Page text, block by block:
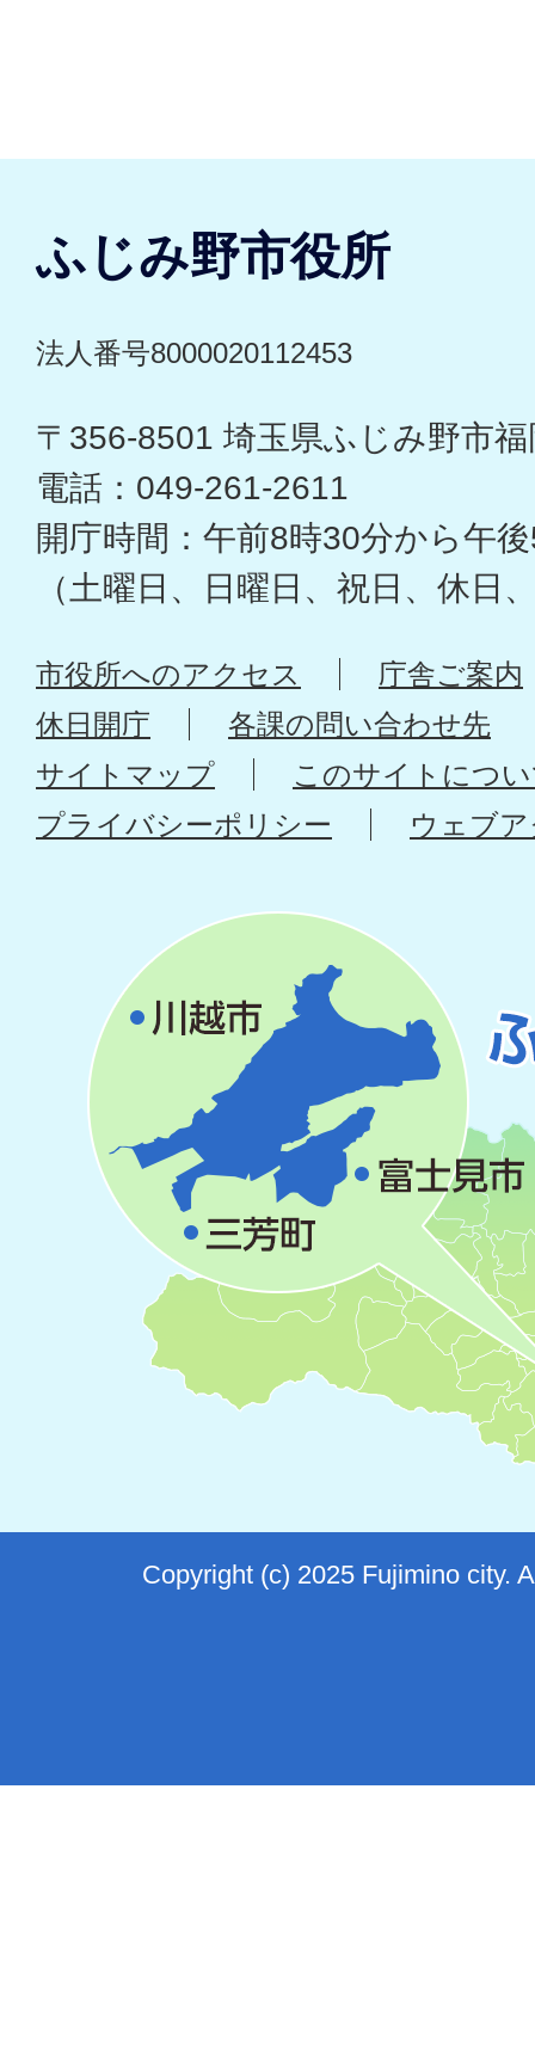
ふじみ野市役所
法人番号8000020112453
〒356-8501 埼玉県ふじみ野市
電話：049-261-2611
開庁時間：午前8時30分から午
（土曜日、日曜日、祝日、休日
市役所へのアクセス
庁舎ご案内
休日開庁
各課の問い合わせ先
サイトマップ
このサイトにつ
プライバシーポリシー
ウェブ
Copyright (c) 2025 Fujimino city.